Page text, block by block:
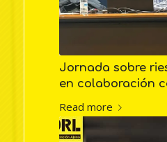
Jornada sobre
en colaboración
Read more